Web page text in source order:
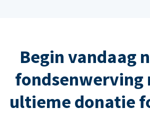
Begin vandaag
fondsenwerving
ultieme donatie